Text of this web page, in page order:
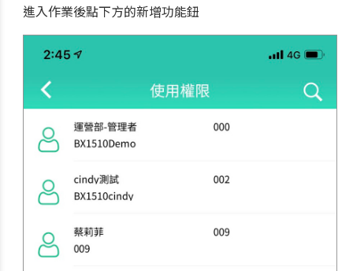
進入作業後點下方的新增功能鈕